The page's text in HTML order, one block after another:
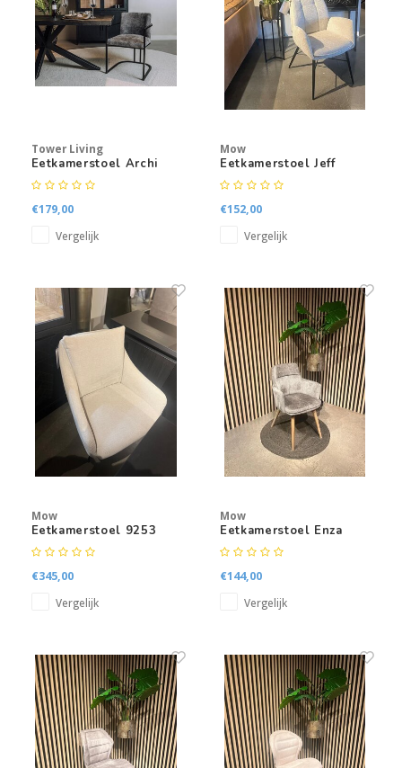
Tower Living
Eetkamerstoel Archi
met armleuning
€179,00
Vergelijk
Mow
Eetkamerstoel Jeff
€152,00
Vergelijk
Mow
Eetkamerstoel 9253
€345,00
Vergelijk
Mow
Eetkamerstoel Enza
€144,00
Vergelijk